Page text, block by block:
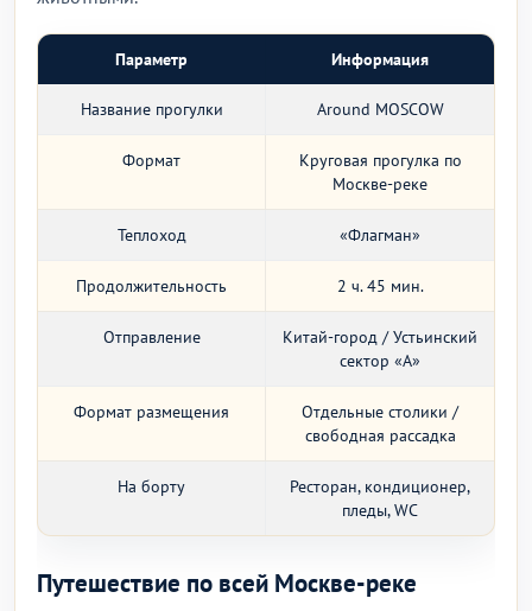
Параметр Информация
Название прогулки Around MOSCOW
Формат
Круговая прогулка по
Москве-реке
Теплоход «Флагман»
Продолжительность 2 ч. 45 мин.
Отправление
Китай-город / Устьинский
сектор «A»
Формат размещения
Отдельные столики /
свободная рассадка
На борту
Ресторан, кондиционер,
пледы, WC
Путешествие по всей Москве-реке